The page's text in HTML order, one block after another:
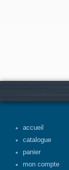
accueil
catalogue
panier
mon compte